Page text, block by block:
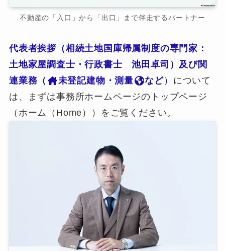
不動産の「入口」から「出口」まで伴走するパートナー
代表者挨拶（相続土地国庫帰属制度の専門家：
土地家屋調査士・行政書士 池田卓司）及び関
連業務（
未登記建物・測量 など） について
は、まずは事務所ホームページのトップページ
（ホーム（Home））をご覧ください。